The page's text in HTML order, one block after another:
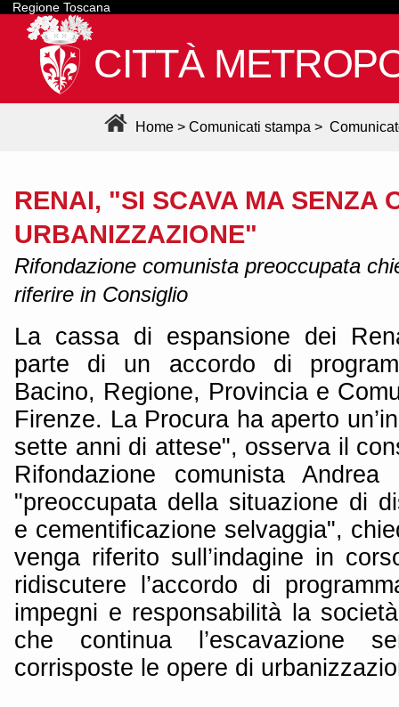
Regione Toscana
CITTÀ
Home > Comunicati stampa >
RENAI, "SI SCAVA MA SENZA
URBANIZZAZIONE"
Rifondazione comunista preoccupata
riferire in Consiglio
La cassa di espansione dei
parte di un accordo di
Bacino, Regione, Provincia e
Firenze. La Procura ha aperto
sette anni di attese", osserva il
Rifondazione comunista Andrea
"preoccupata della situazione di
e cementificazione selvaggia",
venga riferito sull’indagine in
ridiscutere l’accordo di
impegni e responsabilità la
che continua l’escavazione
corrisposte le opere di